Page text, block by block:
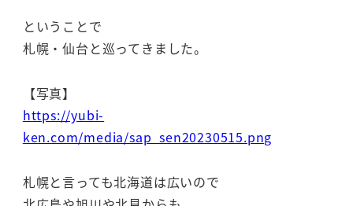
ということで
札幌・仙台と巡ってきました。
【写真】
https://yubi-
ken.com/media/sap_sen20230515.png
札幌と言っても北海道は広いので